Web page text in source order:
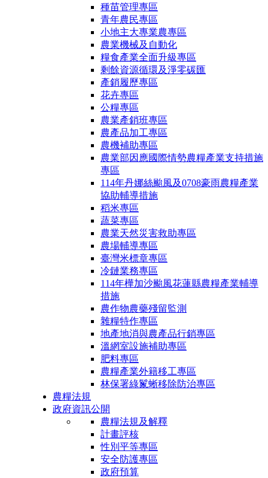
種苗管理專區
青年農民專區
小地主大專業農專區
農業機械及自動化
糧食產業全面升級專區
剩餘資源循環及淨零碳匯
產銷履歷專區
花卉專區
公糧專區
農業產銷班專區
農產品加工專區
農機補助專區
農業部因應國際情勢農糧產業支持措施
專區
114年丹娜絲颱風及0708豪雨農糧產業
協助輔導措施
稻米專區
蔬菜專區
農業天然災害救助專區
農場輔導專區
臺灣米標章專區
冷鏈業務專區
114年樺加沙颱風花蓮縣農糧產業輔導
措施
農作物農藥殘留監測
雜糧特作專區
地產地消與農產品行銷專區
溫網室設施補助專區
肥料專區
農糧產業外籍移工專區
林保署綠鬣蜥移除防治專區
農糧法規
政府資訊公開
農糧法規及解釋
計畫評核
性別平等專區
安全防護專區
政府預算